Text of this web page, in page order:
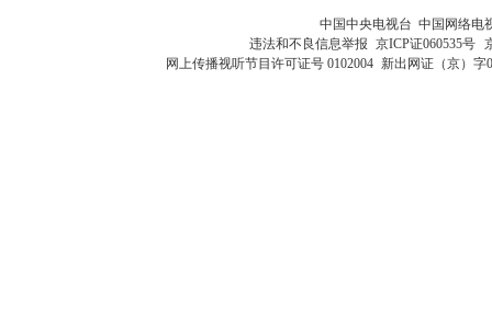
中国中央电视台 中国网络电
违法和不良信息举报 京ICP证060535号
网上传播视听节目许可证号 0102004 新出网证（京）